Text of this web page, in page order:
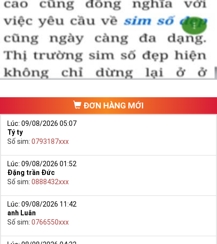
tín chất lượng.
Chọn mua sim số đẹp thường mất nhiều thời gian ở khoản lựa số,
một số phải vừa đẹp, vừa tốt về phong thủy thì mới là sim hoàn
hảo. Vậy phải làm sao?
- Cách nhanh nhất để chọn mua được Sim Tứ Quý 2 là bạn vào
trang chủ của Sim Tiền Giang, chọn mục “
Sim giảm giá
“ ở ngay đầu
trang chủ. Đây là danh sách sim được đại lý giảm giá vì một số lý
Ngoài ra quý khách chưa ưng ý về Sim Tứ Quý 2 có cũng thể tham
khảo thêm Sim Vinaphone,Sim Gmobile, Sim Tứ Quý Giữa
ĐƠN HÀNG MỚI
Lúc: 09/08/2026 05:07
Tý ty
Số sim: 0793187xxx
Lúc: 09/08/2026 01:52
Đặng trần Đức
Số sim: 0888432xxx
Lúc: 09/08/2026 11:42
anh Luân
Số sim: 0766550xxx